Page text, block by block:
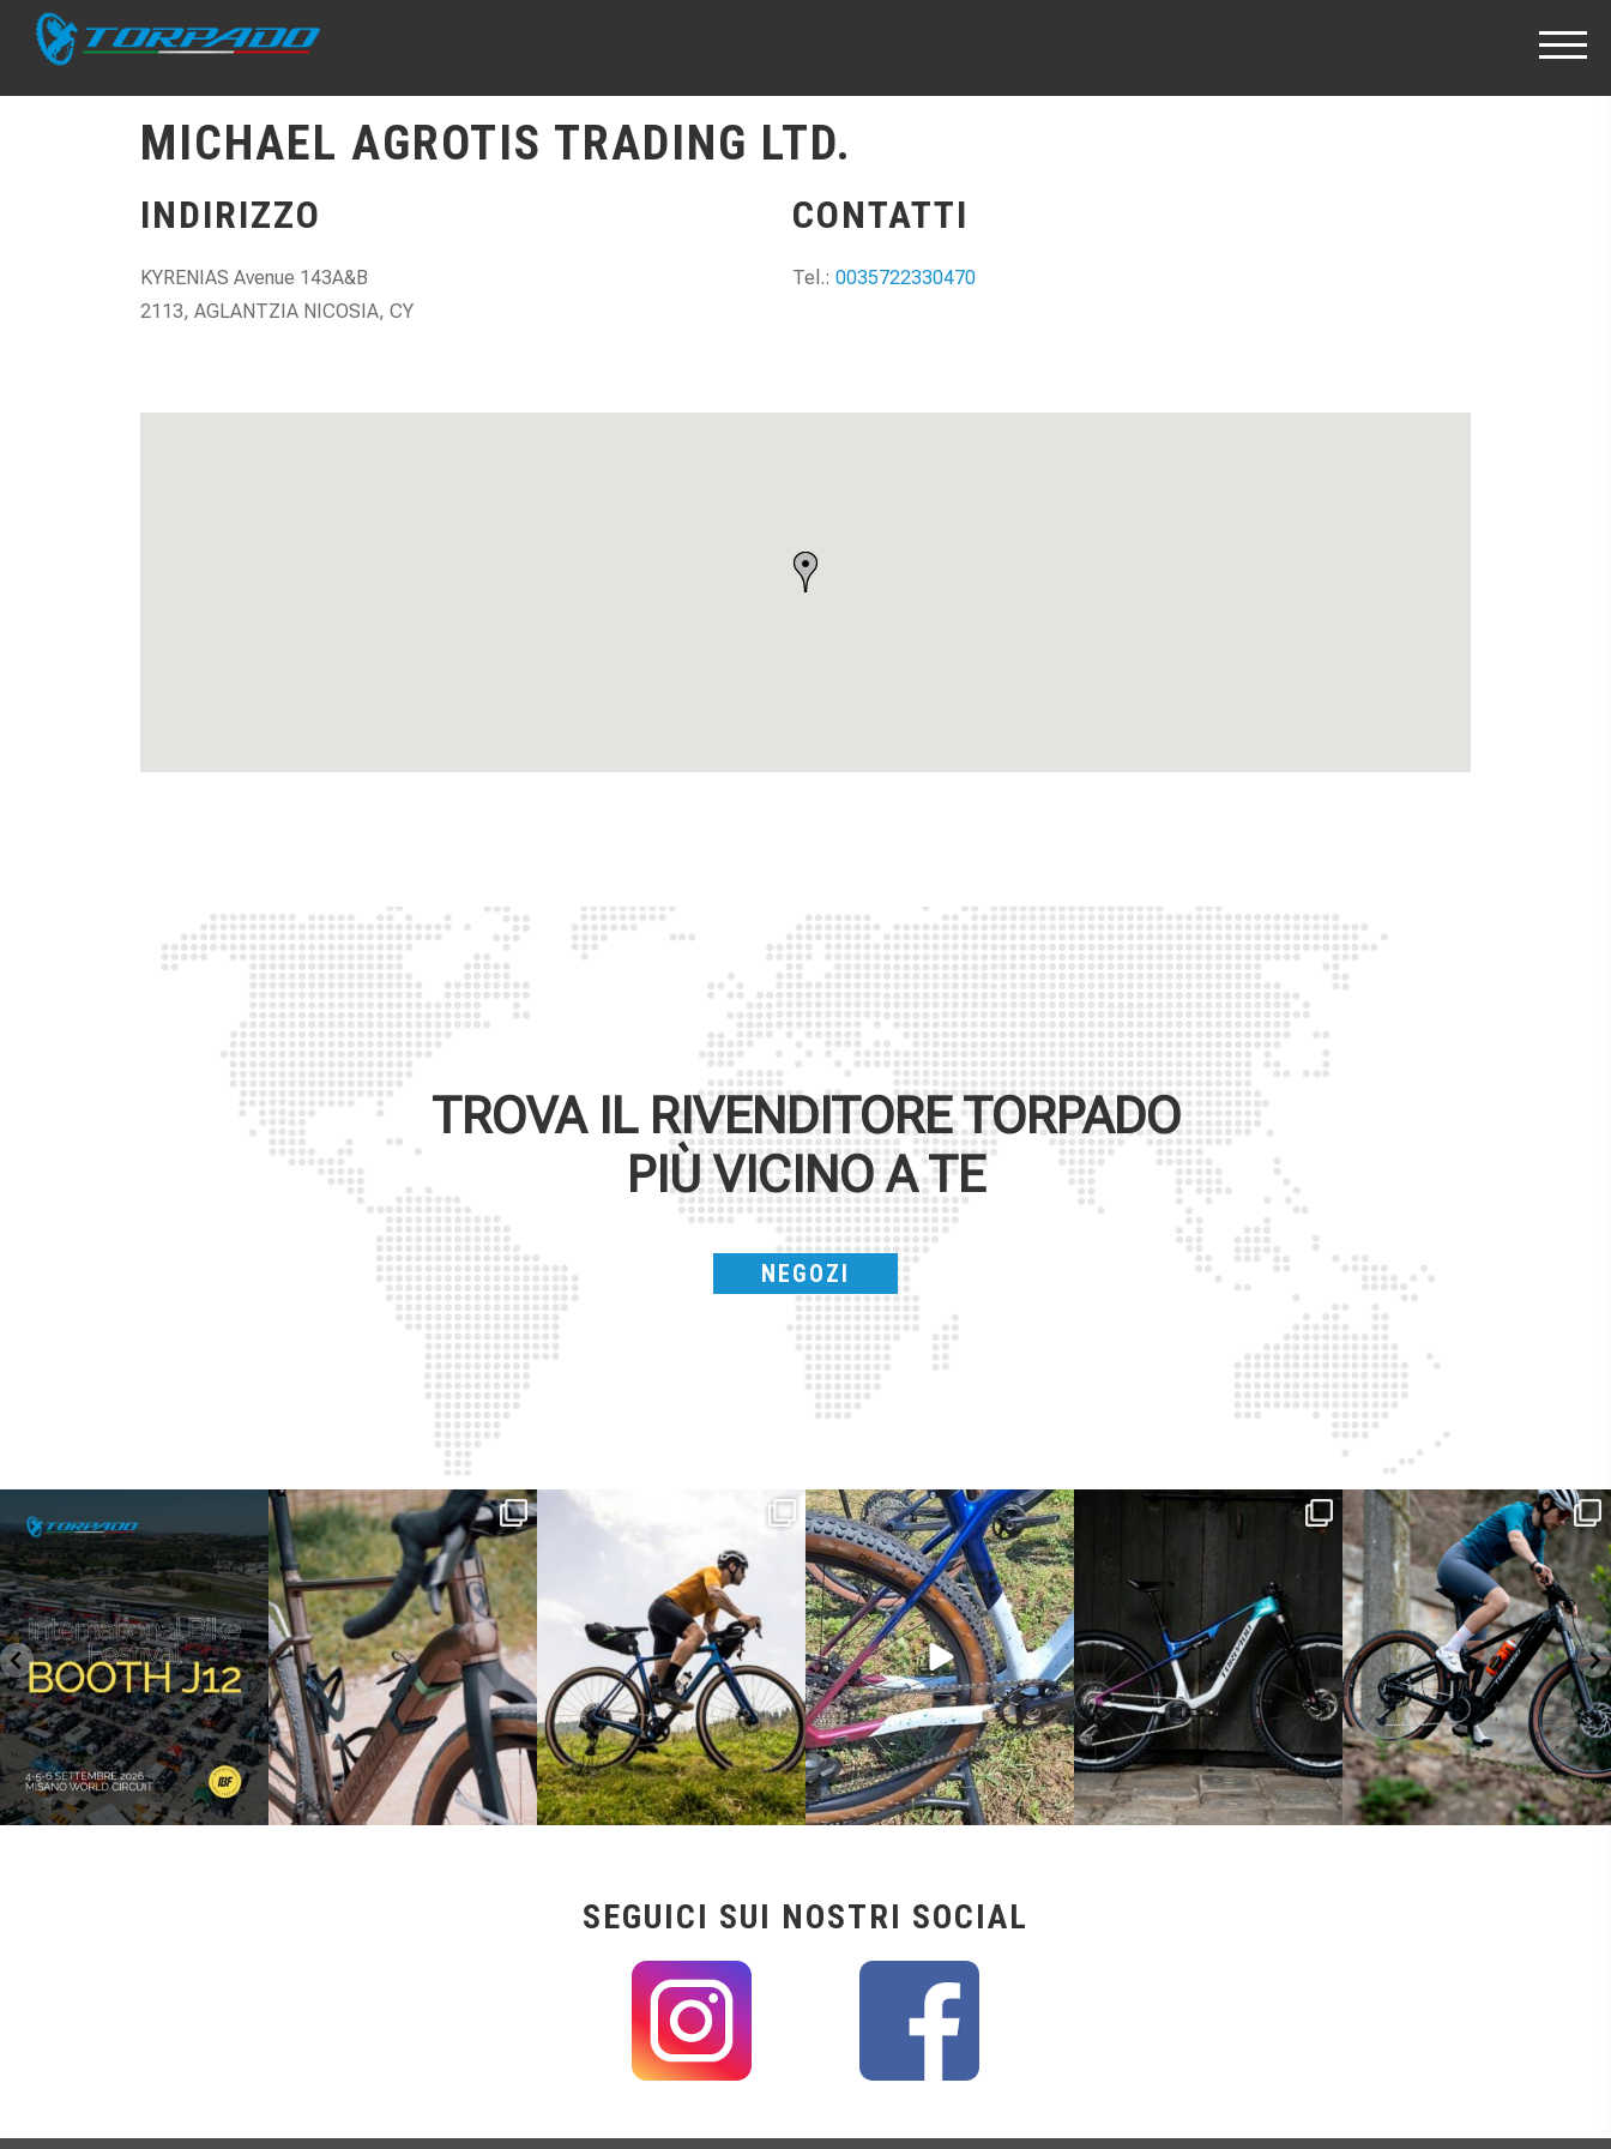
MICHAEL AGROTIS TRADING LTD.
INDIRIZZO
KYRENIAS Avenue 143A&B
2113, AGLANTZIA NICOSIA, CY
CONTATTI
Tel.: 0035722330470
TROVA IL RIVENDITORETORPADO
PIÙ VICINO A TE
NEGOZI
IBF sta per...
17 1
Kepler R è la gravel pensata per affrontare
lunghe...
26 0
Parte dalla strada, continua sulla ghiaia,
2
Torpado ai Campionati Italiani XCO & E-
MTB
...
116 1
ReNero R è stata sviluppata per offrire
Ieri erano distanze. Oggi con Xanto S
sono...
25 0
SEGUICI SUI NOSTRI SOCIAL